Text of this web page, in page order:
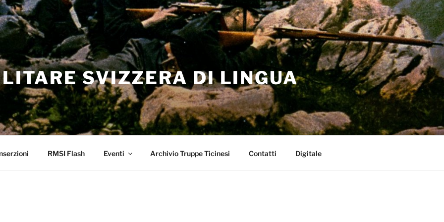
SVIZZERA DI LINGUA
RMSI Flash Eventi Archivio Truppe Ticinesi Contatti Digitale